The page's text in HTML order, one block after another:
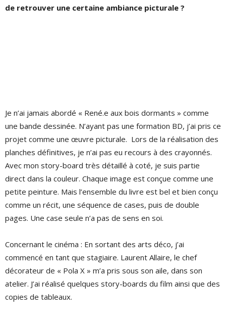
de retrouver une certaine ambiance picturale ?
Je n’ai jamais abordé « René.e aux bois dormants » comme
une bande dessinée. N’ayant pas une formation BD, j’ai pris ce
projet comme une œuvre picturale. Lors de la réalisation des
planches définitives, je n’ai pas eu recours à des crayonnés.
Avec mon story-board très détaillé à coté, je suis partie
direct dans la couleur. Chaque image est conçue comme une
petite peinture. Mais l’ensemble du livre est bel et bien conçu
comme un récit, une séquence de cases, puis de double
pages. Une case seule n’a pas de sens en soi.
Concernant le cinéma : En sortant des arts déco, j’ai
commencé en tant que stagiaire. Laurent Allaire, le chef
décorateur de « Pola X » m’a pris sous son aile, dans son
atelier. J’ai réalisé quelques story-boards du film ainsi que des
copies de tableaux.